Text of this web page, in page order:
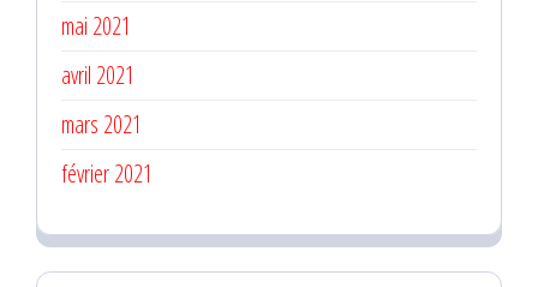
mai 2021
avril 2021
mars 2021
février 2021